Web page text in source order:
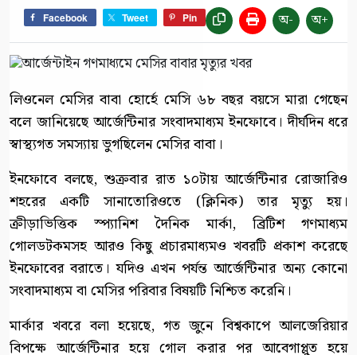
Facebook Tweet Pin অ- অ+
লিওনেল মেসির বাবা হোর্হে মেসি ৬৮ বছর বয়সে মারা গেছেন
বলে জানিয়েছে আর্জেন্টিনার সংবাদমাধ্যম ইনফোবে। দীর্ঘদিন ধরে
স্বাস্থ্যগত সমস্যায় ভুগছিলেন মেসির বাবা।
ইনফোবে বলছে, শুক্রবার রাত ১০টায় আর্জেন্টিনার রোজারিও
শহরের একটি সানাতোরিওতে (ক্লিনিক) তার মৃত্যু হয়।
ক্রীড়াভিত্তিক স্প্যানিশ দৈনিক মার্কা, ব্রিটিশ গণমাধ্যম
গোলডটকমসহ আরও কিছু প্রচারমাধ্যমও খবরটি প্রকাশ করেছে
ইনফোবের বরাতে। যদিও এখন পর্যন্ত আর্জেন্টিনার অন্য কোনো
সংবাদমাধ্যম বা মেসির পরিবার বিষয়টি নিশ্চিত করেনি।
মার্কার খবরে বলা হয়েছে, গত জুনে বিশ্বকাপে আলজেরিয়ার
বিপক্ষে আর্জেন্টিনার হয়ে গোল করার পর আবেগাপ্লুত হয়ে